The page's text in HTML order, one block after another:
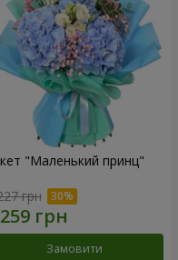
"Маленький принц"
грн
Замовити